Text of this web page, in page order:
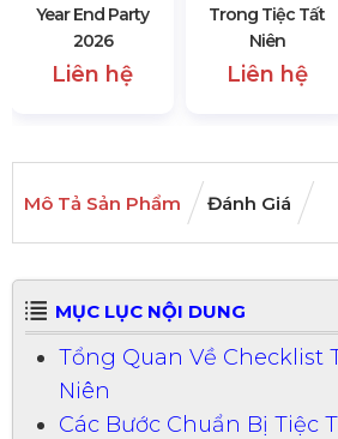
Year End Party
2026
Liên hệ
Trong Tiệc Tất
Niên
Liên hệ
Mô Tả Sản Phẩm Đánh Giá
MỤC LỤC NỘI DUNG
Tổng Quan Về Checklist
Niên
Các Bước Chuẩn Bị Tiệc